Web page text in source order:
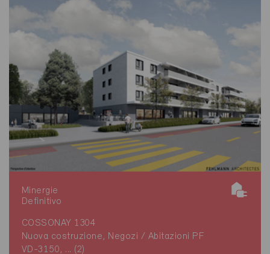
Minergie
Definitivo
COSSONAY 1304
Nuova costruzione, Negozi / Abitazioni PF
VD-3150, ... (2)